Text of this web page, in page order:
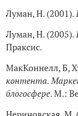
Луман, Н. (2001).
Луман, Н. (2005).
Праксис.
МакКоннелл, Б,
контента.
блогосфере. М.: